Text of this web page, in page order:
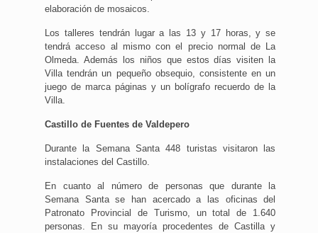
elaboración de mosaicos.
Los talleres tendrán lugar a las 13 y 17 horas, y se
tendrá acceso al mismo con el precio normal de La
Olmeda. Además los niños que estos días visiten la
Villa tendrán un pequeño obsequio, consistente en un
juego de marca páginas y un bolígrafo recuerdo de la
Villa.
Castillo de Fuentes de Valdepero
Durante la Semana Santa 448 turistas visitaron las
instalaciones del Castillo.
En cuanto al número de personas que durante la
Semana Santa se han acercado a las oficinas del
Patronato Provincial de Turismo, un total de 1.640
personas. En su mayoría procedentes de Castilla y